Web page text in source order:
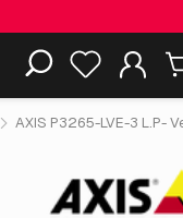
End-of-life € 1,319. 55
excl. BTW
AXIS P3265-LVE-3 L.P-